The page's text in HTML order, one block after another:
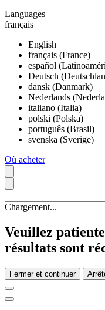
Languages
français
English
français (France)
español
Deutsch
dansk (Danmark)
Nederlands
italiano (Italia)
polski (Polska)
português (Brasil)
svenska (Sverige)
Où acheter
Chargement...
Veuillez
résultats sont
Fermer et continuer